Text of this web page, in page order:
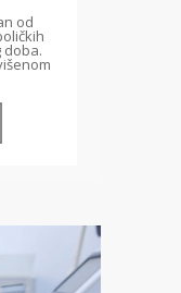
od
doba.